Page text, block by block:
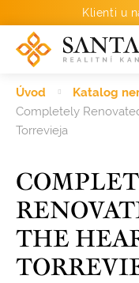
Klienti u
Úvod Katalog
Completely
Torrevieja
THE